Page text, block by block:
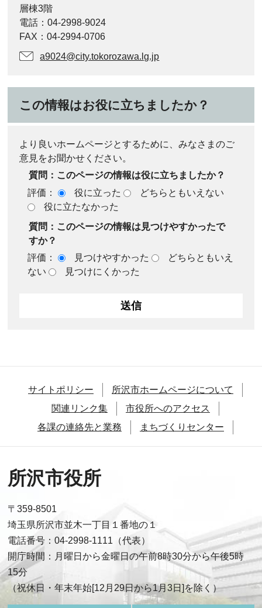
層棟3階
電話：04-2998-9024
FAX：04-2994-0706
a9024@city.tokorozawa.lg.jp
この情報はお役に立ちましたか？
より良いホームページとするために、みなさまのご
意見をお聞かせください。
質問：このページの情報は役に立ちましたか？
評価：
役に立った
どちらともいえない
役に立たなかった
質問：このページの情報は見つけやすかったで
すか？
評価：
見つけやすかった
どちらともいえ
ない
見つけにくかった
サイトポリシー
所沢市ホームページについて
関連リンク集
市役所へのアクセス
各課の連絡先と業務
まちづくりセンター
所沢市役所
〒359-8501
埼玉県所沢市並木一丁目１番地の１
電話番号：04-2998-1111（代表）
開庁時間：月曜日から金曜日の午前8時30分から午後5時
15分
（祝休日・年末年始[12月29日から1月3日]を除く）